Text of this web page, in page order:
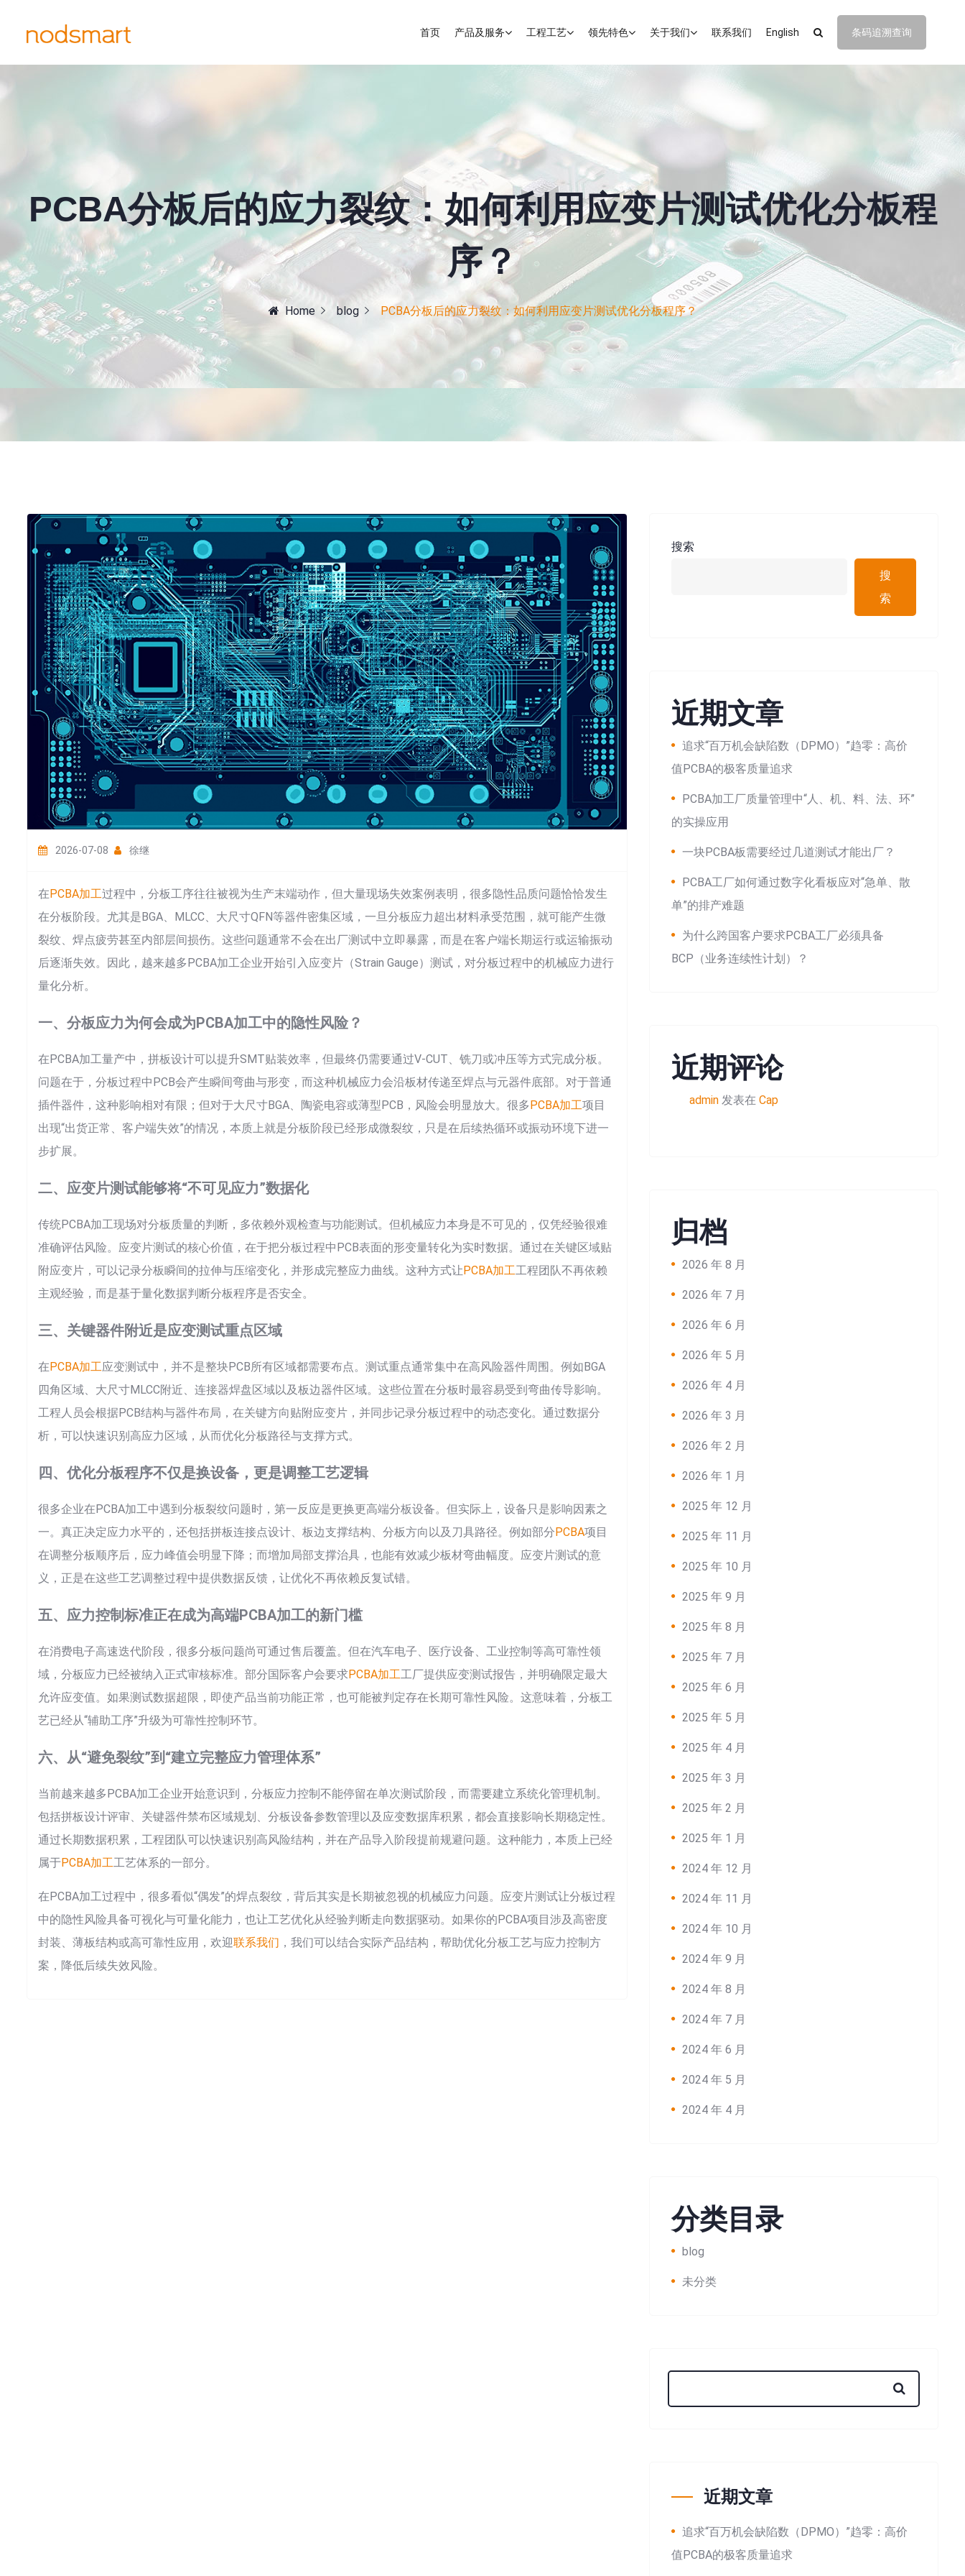
首页 产品及服务 工程工艺 领先特色 关于我们 联系我们 English
Search:
条码追溯查询
PCBA分板后的应力裂纹：如何利用应变片测试优化分板程
序？
Home blog PCBA分板后的应力裂纹：如何利用应变片测试优化分板程序？
2026-07-08 徐继
在 PCBA加工过程中，分板工序往往被视为生产末端动作，但大量现场失效案例表明，很多隐性品质问题恰恰发生
在分板阶段。尤其是BGA、MLCC、大尺寸QFN等器件密集区域，一旦分板应力超出材料承受范围，就可能产生微
裂纹、焊点疲劳甚至内部层间损伤。这些问题通常不会在出厂测试中立即暴露，而是在客户端长期运行或运输振动
后逐渐失效。因此，越来越多PCBA加工企业开始引入应变片（Strain Gauge）测试，对分板过程中的机械应力进行
量化分析。
一、分板应力为何会成为PCBA加工中的隐性风险？
在PCBA加工量产中，拼板设计可以提升SMT贴装效率，但最终仍需要通过V-CUT、铣刀或冲压等方式完成分板。
问题在于，分板过程中PCB会产生瞬间弯曲与形变，而这种机械应力会沿板材传递至焊点与元器件底部。对于普通
插件器件，这种影响相对有限；但对于大尺寸BGA、陶瓷电容或薄型PCB，风险会明显放大。很多 PCBA加工项目
出现“出货正常、客户端失效”的情况，本质上就是分板阶段已经形成微裂纹，只是在后续热循环或振动环境下进一
步扩展。
二、应变片测试能够将“不可见应力”数据化
传统PCBA加工现场对分板质量的判断，多依赖外观检查与功能测试。但机械应力本身是不可见的，仅凭经验很难
准确评估风险。应变片测试的核心价值，在于把分板过程中PCB表面的形变量转化为实时数据。通过在关键区域贴
附应变片，可以记录分板瞬间的拉伸与压缩变化，并形成完整应力曲线。这种方式让 PCBA加工工程团队不再依赖
主观经验，而是基于量化数据判断分板程序是否安全。
三、关键器件附近是应变测试重点区域
在 PCBA加工应变测试中，并不是整块PCB所有区域都需要布点。测试重点通常集中在高风险器件周围。例如BGA
四角区域、大尺寸MLCC附近、连接器焊盘区域以及板边器件区域。这些位置在分板时最容易受到弯曲传导影响。
工程人员会根据PCB结构与器件布局，在关键方向贴附应变片，并同步记录分板过程中的动态变化。通过数据分
析，可以快速识别高应力区域，从而优化分板路径与支撑方式。
四、优化分板程序不仅是换设备，更是调整工艺逻辑
很多企业在PCBA加工中遇到分板裂纹问题时，第一反应是更换更高端分板设备。但实际上，设备只是影响因素之
一。真正决定应力水平的，还包括拼板连接点设计、板边支撑结构、分板方向以及刀具路径。例如部分 PCBA项目
在调整分板顺序后，应力峰值会明显下降；而增加局部支撑治具，也能有效减少板材弯曲幅度。应变片测试的意
义，正是在这些工艺调整过程中提供数据反馈，让优化不再依赖反复试错。
五、应力控制标准正在成为高端PCBA加工的新门槛
在消费电子高速迭代阶段，很多分板问题尚可通过售后覆盖。但在汽车电子、医疗设备、工业控制等高可靠性领
域，分板应力已经被纳入正式审核标准。部分国际客户会要求PCBA加工工厂提供应变测试报告，并明确限定最大
允许应变值。如果测试数据超限，即使产品当前功能正常，也可能被判定存在长期可靠性风险。这意味着，分板工
艺已经从“辅助工序”升级为可靠性控制环节。
六、从“避免裂纹”到“建立完整应力管理体系”
当前越来越多PCBA加工企业开始意识到，分板应力控制不能停留在单次测试阶段，而需要建立系统化管理机制。
包括拼板设计评审、关键器件禁布区域规划、分板设备参数管理以及应变数据库积累，都会直接影响长期稳定性。
通过长期数据积累，工程团队可以快速识别高风险结构，并在产品导入阶段提前规避问题。这种能力，本质上已经
属于PCBA加工工艺体系的一部分。
在PCBA加工过程中，很多看似“偶发”的焊点裂纹，背后其实是长期被忽视的机械应力问题。应变片测试让分板过程
中的隐性风险具备可视化与可量化能力，也让工艺优化从经验判断走向数据驱动。如果你的PCBA项目涉及高密度
封装、薄板结构或高可靠性应用，欢迎联系我们 ，我们可以结合实际产品结构，帮助优化分板工艺与应力控制方
案，降低后续失效风险。
搜索
搜
索
近期文章
追求“百万机会缺陷数（DPMO）”趋零：高价
值PCBA的极客质量追求
PCBA加工厂质量管理中“人、机、料、法、环”
的实操应用
一块PCBA板需要经过几道测试才能出厂？
PCBA工厂如何通过数字化看板应对“急单、散
单”的排产难题
为什么跨国客户要求PCBA工厂必须具备
BCP（业务连续性计划）？
近期评论
admin发表在 Cap
归档
2026 年 8 月
2026 年 7 月
2026 年 6 月
2026 年 5 月
2026 年 4 月
2026 年 3 月
2026 年 2 月
2026 年 1 月
2025 年 12 月
2025 年 11 月
2025 年 10 月
2025 年 9 月
2025 年 8 月
2025 年 7 月
2025 年 6 月
2025 年 5 月
2025 年 4 月
2025 年 3 月
2025 年 2 月
2025 年 1 月
2024 年 12 月
2024 年 11 月
2024 年 10 月
2024 年 9 月
2024 年 8 月
2024 年 7 月
2024 年 6 月
2024 年 5 月
2024 年 4 月
分类目录
blog
未分类
近期文章
追求“百万机会缺陷数（DPMO）”趋零：高价
值PCBA的极客质量追求